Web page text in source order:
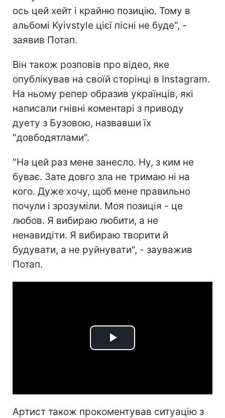
ось цей хейт і крайню позицію. Тому в
альбомі Kyivstyle цієї пісні не буде", -
заявив Потап.
Він також розповів про відео, яке
опублікував на своїй сторінці в Instagram.
На ньому репер образив українців, які
написали гнівні коментарі з приводу
дуету з Бузовою, назвавши їх
"довбодятлами".
"На цей раз мене занесло. Ну, з ким не
буває. Зате довго зла не тримаю ні на
кого. Дуже хочу, щоб мене правильно
почули і зрозуміли. Моя позиція - це
любов. Я вибираю любити, а не
ненавидіти. Я вибираю творити й
будувати, а не руйнувати", - зауважив
Потап.
Play
Артист також прокоментував ситуацію з